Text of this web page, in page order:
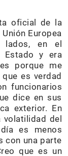
oficial de la
Europea
lados, en el
Estado y era
porque me
es verdad
funcionarios
dice en sus
exterior. En
del
es menos
con una parte
que es un